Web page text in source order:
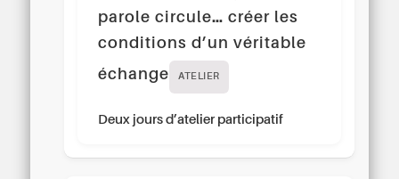
parole circule… créer les
conditions d’un véritable
échange
ATELIER
Deux jours d’atelier participatif